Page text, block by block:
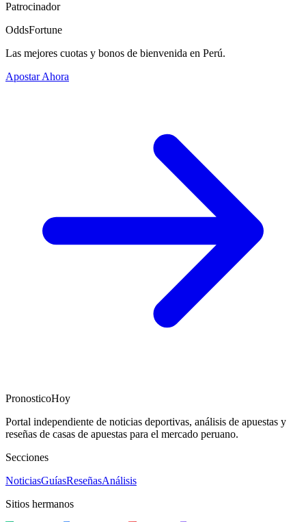
Patrocinador
OddsFortune
Las mejores cuotas y bonos de bienvenida en Perú.
Apostar Ahora
PronosticoHoy
Portal independiente de noticias deportivas, análisis de apuestas y
reseñas de casas de apuestas para el mercado peruano.
Secciones
NoticiasGuíasReseñasAnálisis
Sitios hermanos